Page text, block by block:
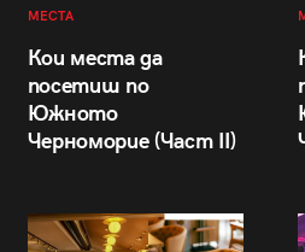
МЕСТА
Кои места да
посетиш по
Южното
Черноморие (Част II)